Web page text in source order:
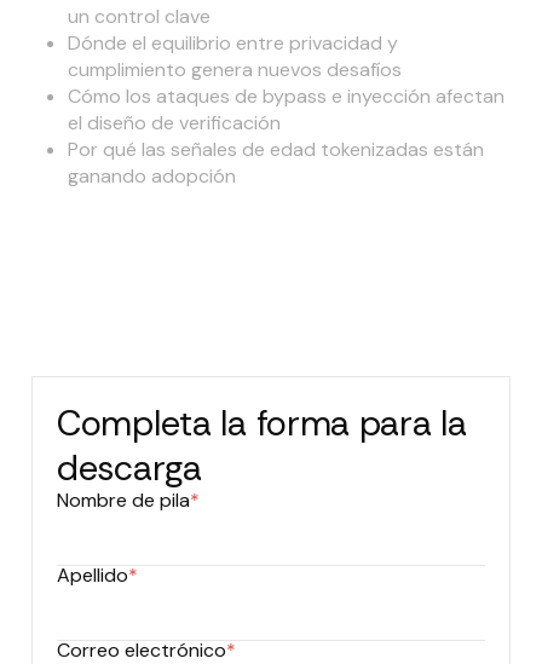
un control clave
Dónde el equilibrio entre privacidad y
cumplimiento genera nuevos desafíos
Cómo los ataques de bypass e inyección afectan
el diseño de verificación
Por qué las señales de edad tokenizadas están
ganando adopción
Completa la forma para la
descarga
Nombre de pila*
Apellido*
Correo electrónico*